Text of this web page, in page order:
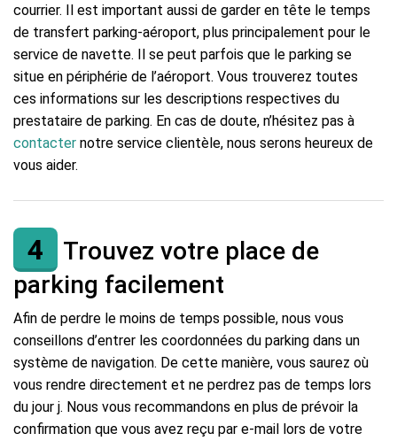
courrier. Il est important aussi de garder en tête le temps
de transfert parking-aéroport, plus principalement pour le
service de navette. Il se peut parfois que le parking se
situe en périphérie de l’aéroport. Vous trouverez toutes
ces informations sur les descriptions respectives du
prestataire de parking. En cas de doute, n’hésitez pas à
contacter notre service clientèle, nous serons heureux de
vous aider.
4
Trouvez votre place de
parking facilement
Afin de perdre le moins de temps possible, nous vous
conseillons d’entrer les coordonnées du parking dans un
système de navigation. De cette manière, vous saurez où
vous rendre directement et ne perdrez pas de temps lors
du jour j. Nous vous recommandons en plus de prévoir la
confirmation que vous avez reçu par e-mail lors de votre